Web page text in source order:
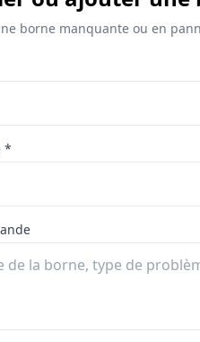
borne manquante ou en
*